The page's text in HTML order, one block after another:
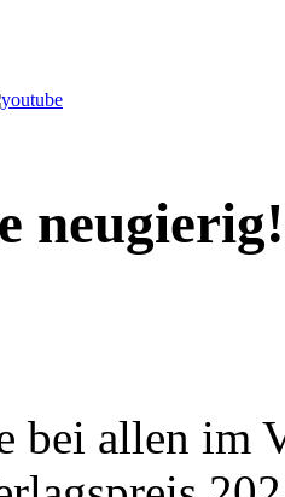
neugierig!
bei allen im